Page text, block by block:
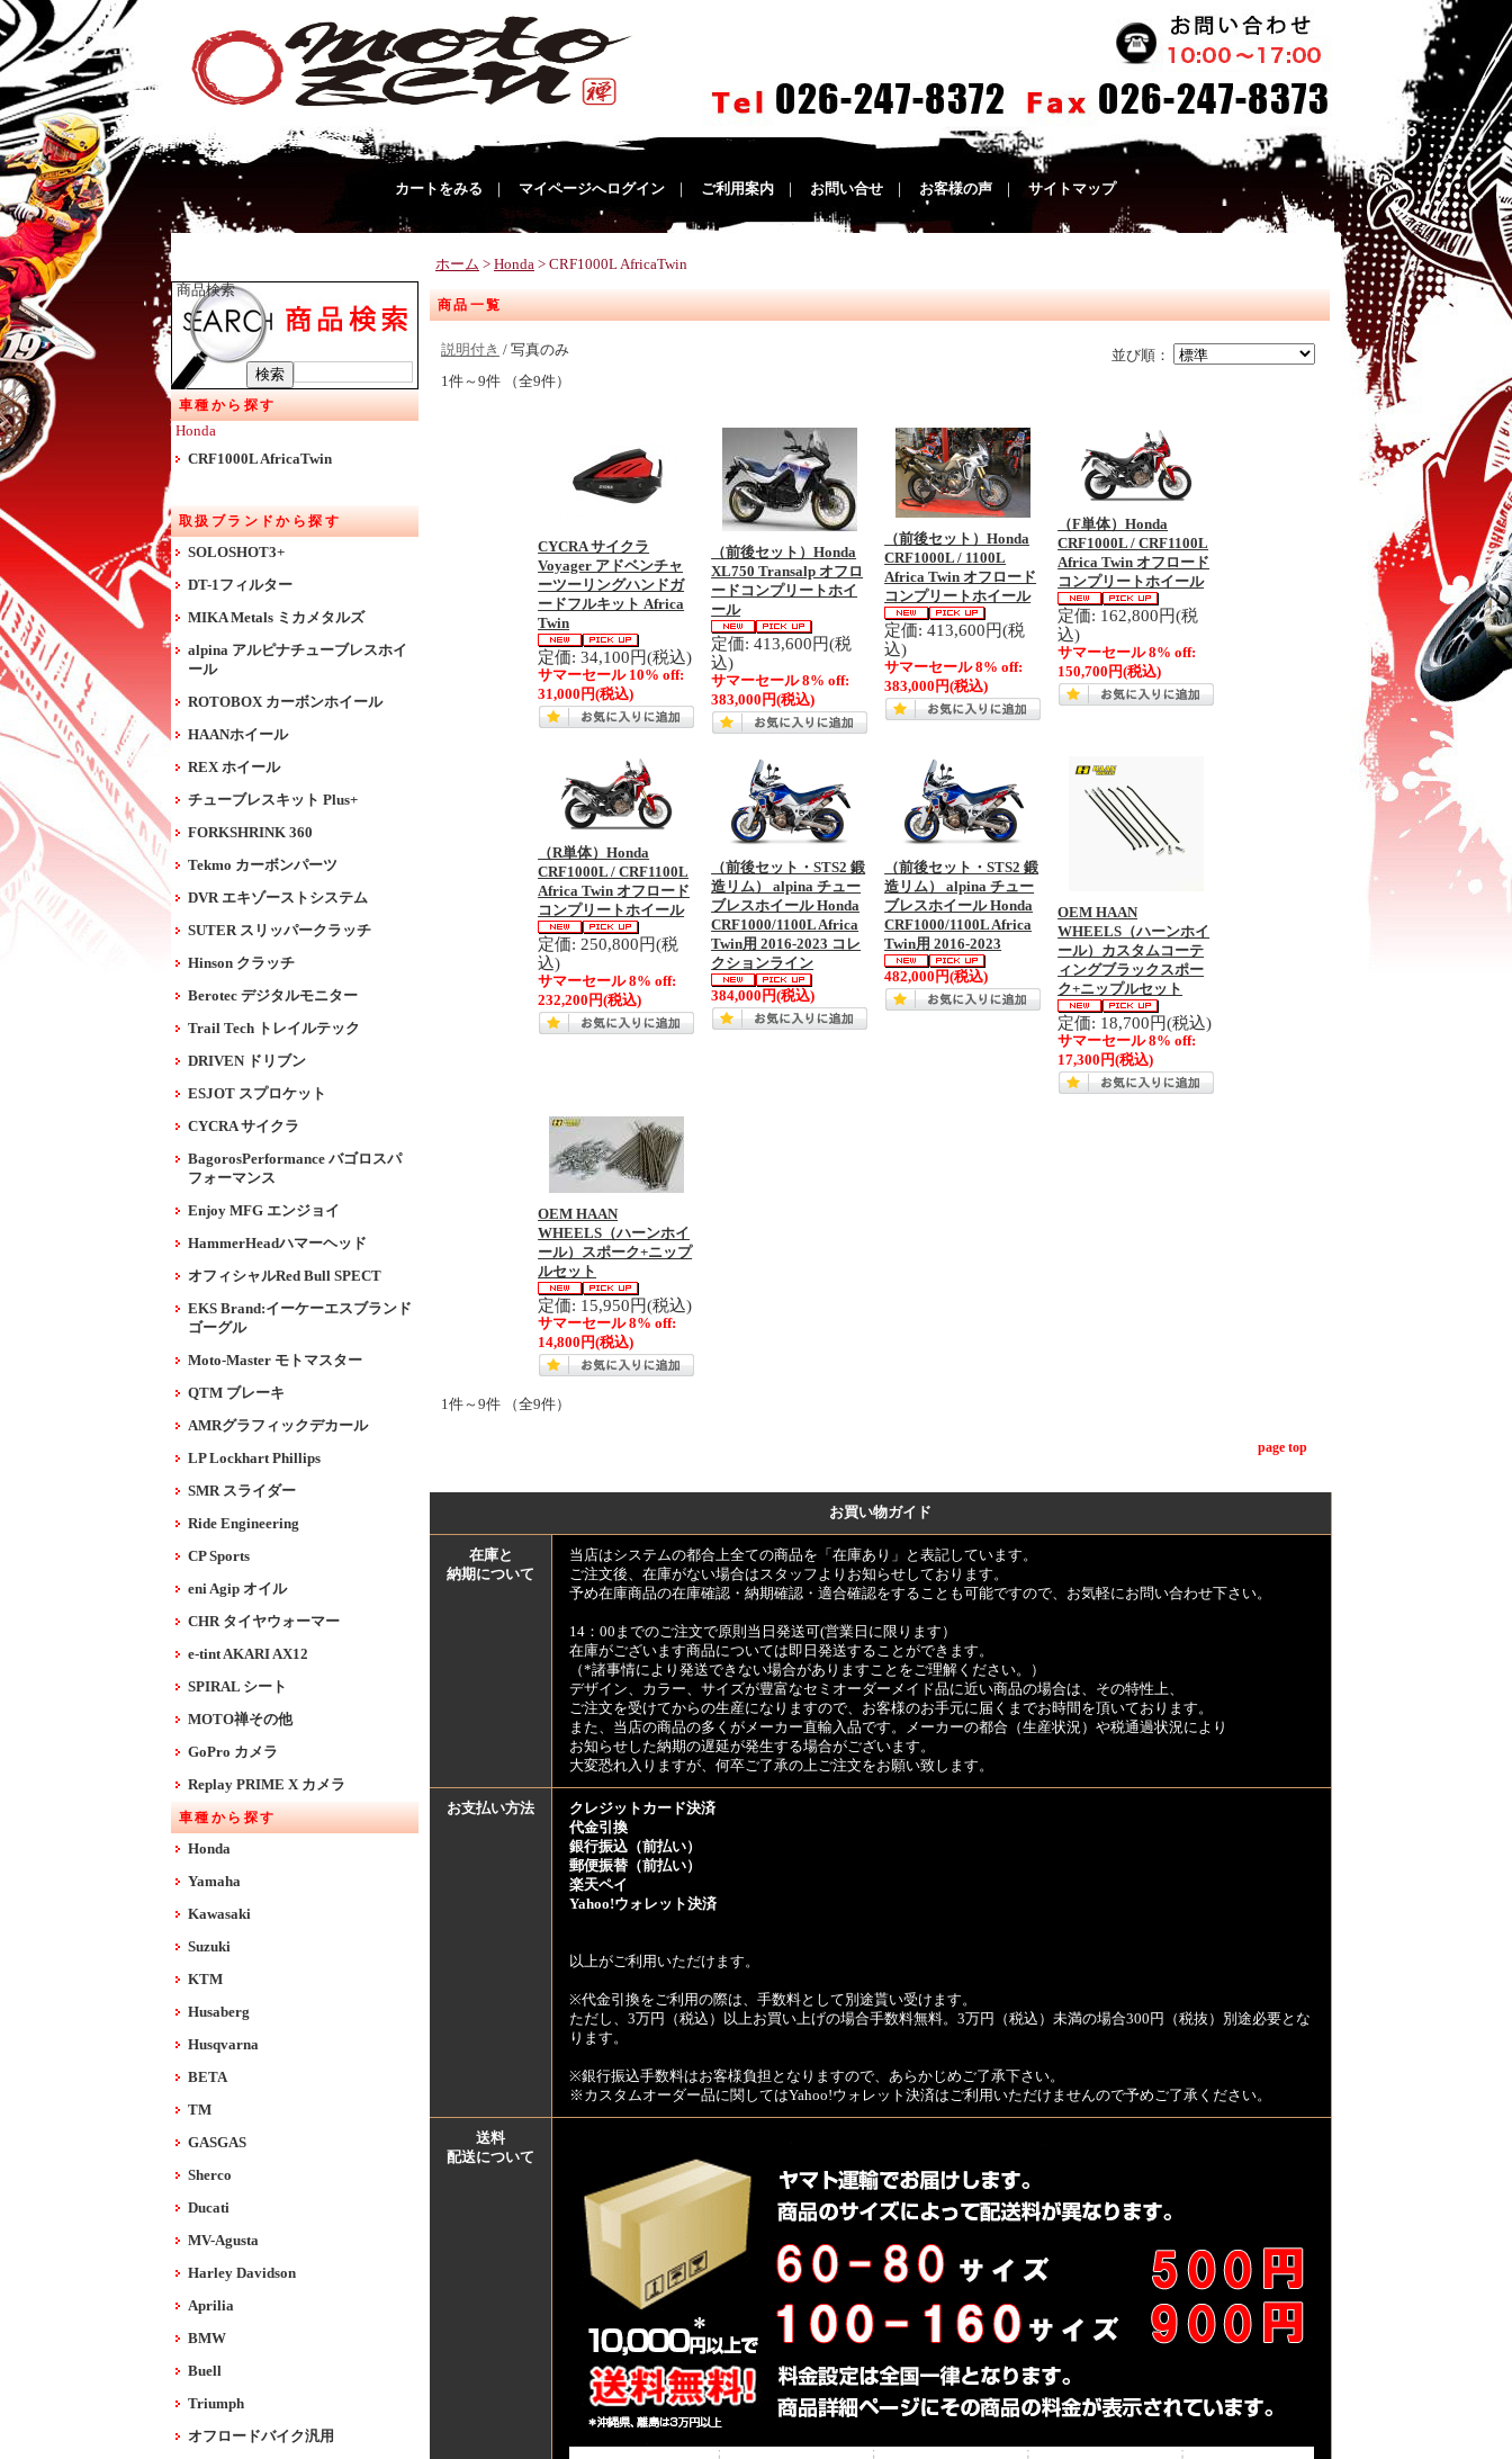
カートをみる マイページへログイン ご利用案内 お問い合せ お客様の声 サイトマップ
商品検索
車種から探す
Honda
CRF1000L AfricaTwin
取扱ブランドから探す
SOLOSHOT3+
DT-1フィルター
MIKA Metals ミカメタルズ
alpina アルピナチューブレスホイ
ール
ROTOBOX カーボンホイール
HAANホイール
REX ホイール
チューブレスキット Plus+
FORKSHRINK 360
Tekmo カーボンパーツ
DVR エキゾーストシステム
SUTER スリッパークラッチ
Hinson クラッチ
Berotec デジタルモニター
Trail Tech トレイルテック
DRIVEN ドリブン
ESJOT スプロケット
CYCRA サイクラ
BagorosPerformance バゴロスパ
フォーマンス
Enjoy MFG エンジョイ
HammerHeadハマーヘッド
オフィシャルRed Bull SPECT
EKS Brand:イーケーエスブランド
ゴーグル
Moto-Master モトマスター
QTM ブレーキ
AMRグラフィックデカール
LP Lockhart Phillips
SMR スライダー
Ride Engineering
CP Sports
eni Agip オイル
CHR タイヤウォーマー
e-tint AKARI AX12
SPIRAL シート
MOTO禅その他
GoPro カメラ
Replay PRIME X カメラ
車種から探す
Honda
Yamaha
Kawasaki
Suzuki
KTM
Husaberg
Husqvarna
BETA
TM
GASGAS
Sherco
Ducati
MV-Agusta
Harley Davidson
Aprilia
BMW
Buell
Triumph
オフロードバイク汎用
ホーム > Honda > CRF1000L AfricaTwin
商品一覧
並び順：
説明付き / 写真のみ
1件～9件 （全9件）
CYCRA サイクラ
Voyager アドベンチャ
ーツーリングハンドガ
ードフルキット Africa
Twin
定価: 34,100円(税込)
サマーセール 10% off:
31,000円(税込)
（前後セット）Honda
XL750 Transalp オフロ
ードコンプリートホイ
ール
定価: 413,600円(税
込)
サマーセール 8% off:
383,000円(税込)
（前後セット）Honda
CRF1000L / 1100L
Africa Twin オフロード
コンプリートホイール
定価: 413,600円(税
込)
サマーセール 8% off:
383,000円(税込)
（F単体）Honda
CRF1000L / CRF1100L
Africa Twin オフロード
コンプリートホイール
定価: 162,800円(税
込)
サマーセール 8% off:
150,700円(税込)
（R単体）Honda
CRF1000L / CRF1100L
Africa Twin オフロード
コンプリートホイール
定価: 250,800円(税
込)
サマーセール 8% off:
232,200円(税込)
（前後セット・STS2 鍛
造リム） alpina チュー
ブレスホイール Honda
CRF1000/1100L Africa
Twin用 2016-2023 コレ
クションライン
384,000円(税込)
（前後セット・STS2 鍛
造リム） alpina チュー
ブレスホイール Honda
CRF1000/1100L Africa
Twin用 2016-2023
482,000円(税込)
OEM HAAN
WHEELS（ハーンホイ
ール）カスタムコーテ
ィングブラックスポー
ク+ニップルセット
定価: 18,700円(税込)
サマーセール 8% off:
17,300円(税込)
OEM HAAN
WHEELS（ハーンホイ
ール）スポーク+ニップ
ルセット
定価: 15,950円(税込)
サマーセール 8% off:
14,800円(税込)
1件～9件 （全9件）
page top
お買い物ガイド
在庫と
納期について
当店はシステムの都合上全ての商品を「在庫あり」と表記しています。
ご注文後、在庫がない場合はスタッフよりお知らせしております。
予め在庫商品の在庫確認・納期確認・適合確認をすることも可能ですので、お気軽にお問い合わせ下さい。
14：00までのご注文で原則当日発送可(営業日に限ります）
在庫がございます商品については即日発送することができます。
（*諸事情により発送できない場合がありますことをご理解ください。）
デザイン、カラー、サイズが豊富なセミオーダーメイド品に近い商品の場合は、その特性上、
ご注文を受けてからの生産になりますので、お客様のお手元に届くまでお時間を頂いております。
また、当店の商品の多くがメーカー直輸入品です。メーカーの都合（生産状況）や税通過状況により
お知らせした納期の遅延が発生する場合がございます。
大変恐れ入りますが、何卒ご了承の上ご注文をお願い致します。
お支払い方法
クレジットカード決済
代金引換
銀行振込（前払い）
郵便振替（前払い）
楽天ペイ
Yahoo!ウォレット決済
以上がご利用いただけます。
※代金引換をご利用の際は、手数料として別途貰い受けます。
ただし、3万円（税込）以上お買い上げの場合手数料無料。3万円（税込）未満の場合300円（税抜）別途必要とな
ります。
※銀行振込手数料はお客様負担となりますので、あらかじめご了承下さい。
※カスタムオーダー品に関してはYahoo!ウォレット決済はご利用いただけませんので予めご了承ください。
送料
配送について